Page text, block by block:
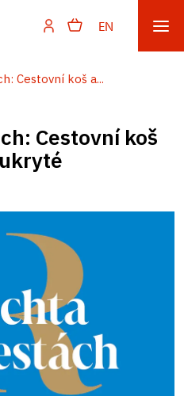
EN
Cestovní koš a...
Cestovní koš